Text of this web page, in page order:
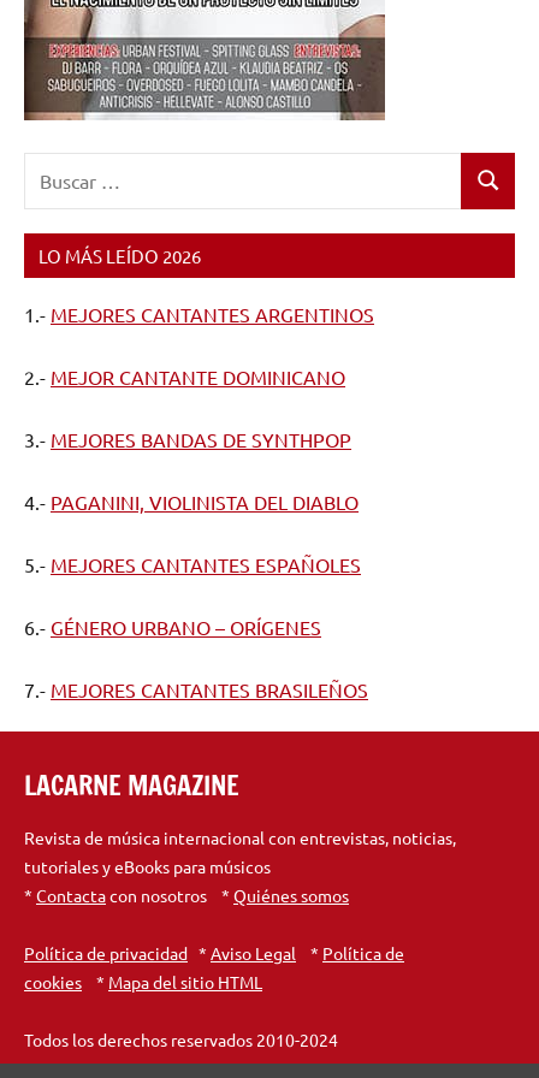
Buscar
LO MÁS LEÍDO 2026
1.- MEJORES CANTANTES ARGENTINOS
2.- MEJOR CANTANTE DOMINICANO
3.- MEJORES BANDAS DE SYNTHPOP
4.- PAGANINI, VIOLINISTA DEL DIABLO
5.- MEJORES CANTANTES ESPAÑOLES
6.- GÉNERO URBANO – ORÍGENES
7.- MEJORES CANTANTES BRASILEÑOS
LACARNE MAGAZINE
Revista de música internacional con entrevistas, noticias,
tutoriales y eBooks para músicos
* Contactacon nosotros * Quiénes somos
Política de privacidad * Aviso Legal * Política de
cookies * Mapa del sitio HTML
Todos los derechos reservados 2010-2024